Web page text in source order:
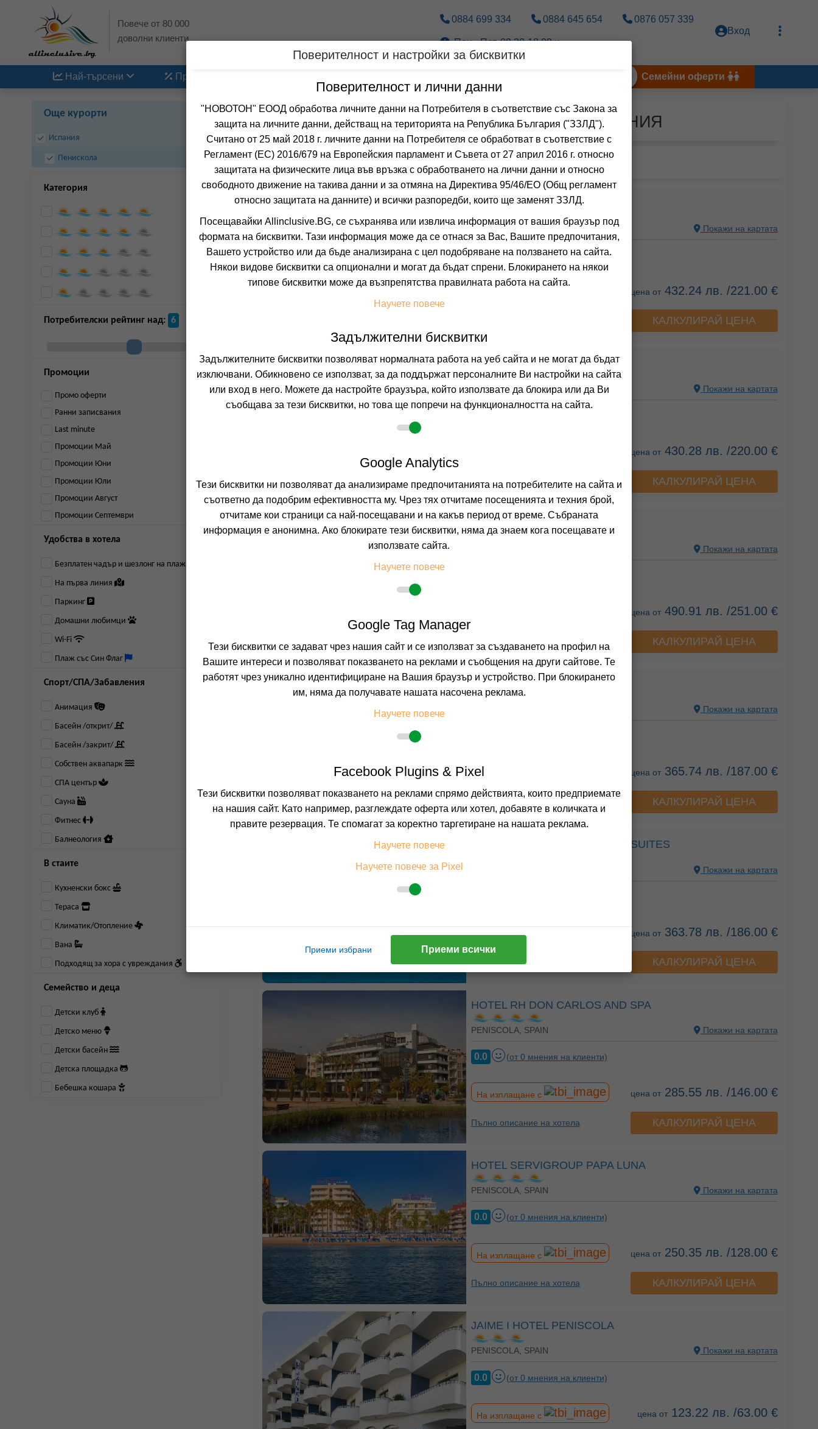
Повече от 80 000
доволни клиенти
0884 699 334 0884 645 654 0876 057 339
Пон.- Пет. 09.30-18.00 ч.
Вход
Най-търсени Промоции Семейни оферти
Още курорти
Испания
Пенискола
Категория
Потребителски рейтинг над: 6
Промоции
Промо оферти
Ранни записвания
Last minute
Промоции Май
Промоции Юни
Промоции Юли
Промоции Август
Промоции Септември
Удобства в хотела
Безплатен чадър и шезлонг на плажа
На първа линия
Паркинг
Домашни любимци
Wi-Fi
Плаж със Син Флаг
Спорт/СПА/Забавления
Анимация
Басейн /открит/
Басейн /закрит/
Собствен аквапарк
СПА център
Сауна
Фитнес
Балнеология
В стаите
Кухненски бокс
Тераса
Климатик/Отопление
Вана
Подходящ за хора с увреждания
Семейство и деца
Детски клуб
Детско меню
Детски басейн
Детска площадка
Бебешка кошара
Оферти за ПЕНИСКОЛА, ИСПАНИЯ
Общо 0хотела
APARTHOTEL ACUALANDIA
PENISCOLA, SPAIN Покажи на картата
0.0 (от 0 мнения на клиенти)
цена от432.24 лв. /221.00 €
КАЛКУЛИРАЙ ЦЕНА
APARTHOTEL ACUAZUL
PENISCOLA, SPAIN Покажи на картата
цена от430.28 лв. /220.00 €
Пълно описание на хотела КАЛКУЛИРАЙ ЦЕНА
GRAN HOTEL PENISCOLA
Покажи на картата
цена от490.91 лв. /251.00 €
КАЛКУЛИРАЙ ЦЕНА
HOTEL PENISCOLA PALACE
Покажи на картата
цена от365.74 лв. /187.00 €
На изплащане с
КАЛКУЛИРАЙ ЦЕНА
HOTEL RH CASABLANCA AND SUITES
Покажи на картата
цена от363.78 лв. /186.00 €
На изплащане с
Пълно описание на хотела КАЛКУЛИРАЙ ЦЕНА
HOTEL RH DON CARLOS AND SPA
PENISCOLA, SPAIN Покажи на картата
0.0 (от 0 мнения на клиенти)
цена от285.55 лв. /146.00 €
На изплащане с
Пълно описание на хотела КАЛКУЛИРАЙ ЦЕНА
HOTEL SERVIGROUP PAPA LUNA
PENISCOLA, SPAIN Покажи на картата
0.0 (от 0 мнения на клиенти)
цена от250.35 лв. /128.00 €
На изплащане с
Пълно описание на хотела КАЛКУЛИРАЙ ЦЕНА
JAIME I HOTEL PENISCOLA
PENISCOLA, SPAIN Покажи на картата
0.0 (от 0 мнения на клиенти)
цена от123.22 лв. /63.00 €
На изплащане с
Поверителност и настройки за бисквитки
Поверителност и лични данни
"НОВОТОН" ЕООД обработва личните данни на Потребителя в съответствие със Закона за
защита на личните данни, действащ на територията на Република България ("ЗЗЛД").
Считано от 25 май 2018 г. личните данни на Потребителя се обработват в съответствие с
Регламент (ЕС) 2016/679 на Европейския парламент и Съвета от 27 април 2016 г. относно
защитата на физическите лица във връзка с обработването на лични данни и относно
свободното движение на такива данни и за отмяна на Директива 95/46/EО (Общ регламент
относно защитата на данните) и всички разпоредби, които ще заменят ЗЗЛД.
Посещавайки Allinclusive.BG, се съхранява или извлича информация от вашия браузър под
формата на бисквитки. Тази информация може да се отнася за Вас, Вашите предпочитания,
Вашето устройство или да бъде анализирана с цел подобряване на ползването на сайта.
Някои видове бисквитки са опционални и могат да бъдат спрени. Блокирането на някои
типове бисквитки може да възпрепятства правилната работа на сайта.
Научете повече
Задължителни бисквитки
Задължителните бисквитки позволяват нормалната работа на уеб сайта и не могат да бъдат
изключвани. Обикновено се използват, за да поддържат персоналните Ви настройки на сайта
или вход в него. Можете да настройте браузъра, който използвате да блокира или да Ви
съобщава за тези бисквитки, но това ще попречи на функционалността на сайта.
Google Analytics
Тези бисквитки ни позволяват да анализираме предпочитанията на потребителите на сайта и
съответно да подобрим ефективността му. Чрез тях отчитаме посещенията и техния брой,
отчитаме кои страници са най-посещавани и на какъв период от време. Събраната
информация е анонимна. Ако блокирате тези бисквитки, няма да знаем кога посещавате и
използвате сайта.
Научете повече
Google Tag Manager
Тези бисквитки се задават чрез нашия сайт и се използват за създаването на профил на
Вашите интереси и позволяват показването на реклами и съобщения на други сайтове. Те
работят чрез уникално идентифициране на Вашия браузър и устройство. При блокирането
им, няма да получавате нашата насочена реклама.
Научете повече
Facebook Plugins & Pixel
Тези бисквитки позволяват показването на реклами спрямо действията, които предприемате
на нашия сайт. Като например, разглеждате оферта или хотел, добавяте в количката и
правите резервация. Те спомагат за коректно таргетиране на нашата реклама.
Научете повече
Научете повече за Pixel
Приеми избрани Приеми всички